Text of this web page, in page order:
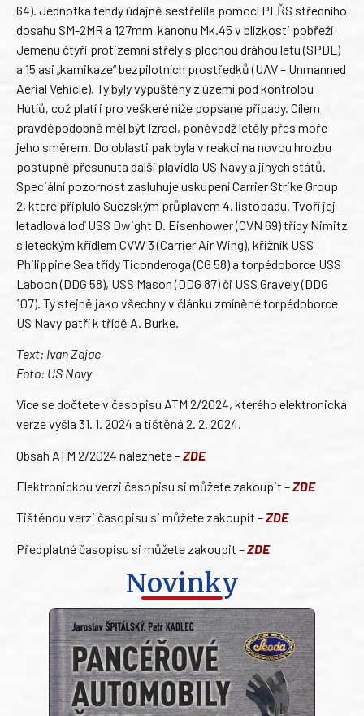
64). Jednotka tehdy údajně sestřelila pomocí PLŘS středního
dosahu SM-2MR a 127mm kanonu Mk.45 v blízkosti pobřeží
Jemenu čtyři protizemní střely s plochou dráhou letu (SPDL)
a 15 asi „kamikaze“ bezpilotních prostředků (UAV – Unmanned
Aerial Vehicle). Ty byly vypuštěny z území pod kontrolou
Hútíů, což platí i pro veškeré níže popsané případy. Cílem
pravděpodobně měl být Izrael, poněvadž letěly přes moře
jeho směrem. Do oblasti pak byla v reakci na novou hrozbu
postupně přesunuta další plavidla US Navy a jiných států.
Speciální pozornost zasluhuje uskupení Carrier Strike Group
2, které připlulo Suezským průplavem 4. listopadu. Tvoří jej
letadlová loď USS Dwight D. Eisenhower (CVN 69) třídy Nimitz
s leteckým křídlem CVW 3 (Carrier Air Wing), křižník USS
Philippine Sea třídy Ticonderoga (CG 58) a torpédoborce USS
Laboon (DDG 58), USS Mason (DDG 87) či USS Gravely (DDG
107). Ty stejně jako všechny v článku zmíněné torpédoborce
US Navy patří k třídě A. Burke.
Text: Ivan Zajac
Foto: US Navy
Více se dočtete v časopisu ATM 2/2024, kterého elektronická
verze vyšla 31. 1. 2024 a tištěná 2. 2. 2024.
Obsah ATM 2/2024 naleznete –ZDE
Elektronickou verzi časopisu si můžete zakoupit –ZDE
Tištěnou verzi časopisu si můžete zakoupit –ZDE
Předplatné časopisu si můžete zakoupit –ZDE
Novinky